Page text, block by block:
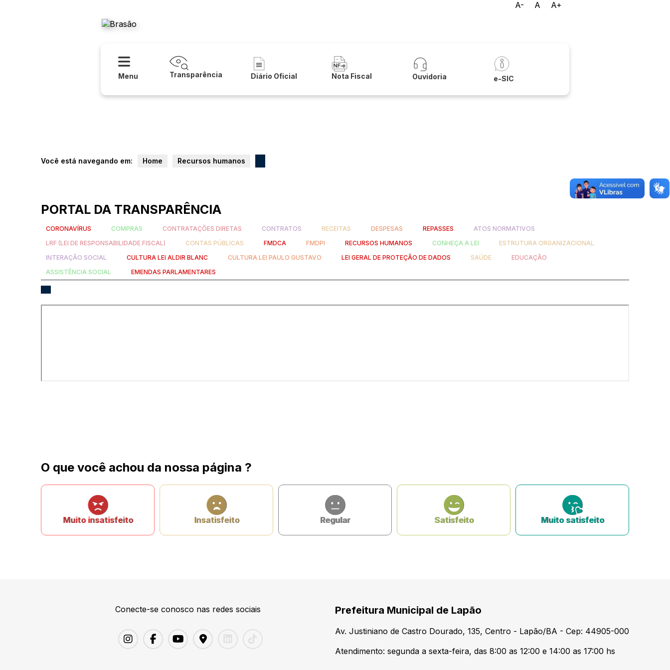
A- A
A+
Menu Transparência Diário Oficial Nota Fiscal Ouvidoria e-SIC
Você está navegando em: Home Recursos humanos
PORTAL DA TRANSPARÊNCIA
CORONAVÍRUS COMPRAS CONTRATAÇÕES DIRETAS CONTRATOS RECEITAS DESPESAS REPASSES
ATOS NORMATIVOS
LRF (LEI DE RESPONSABILIDADE FISCAL)
CONTAS PÚBLICAS FMDCA FMDPI RECURSOS HUMANOS CONHEÇA A LEI
ESTRUTURA ORGANIZACIONAL
INTERAÇÃO SOCIAL
CULTURA LEI ALDIR BLANC CULTURA LEI PAULO GUSTAVO LEI GERAL DE PROTEÇÃO DE DADOS SAÚDE
EDUCAÇÃO
ASSISTÊNCIA SOCIAL
EMENDAS PARLAMENTARES
O que você achou da nossa página ?
Muito insatisfeito Insatisfeito Regular Satisfeito Muito satisfeito
Conecte-se conosco nas redes sociais Prefeitura Municipal de Lapão
Av. Justiniano de Castro Dourado, 135, Centro - Lapão/BA - Cep: 44905-000
Atendimento: segunda a sexta-feira, das 8:00 as 12:00 e 14:00 as 17:00 hs